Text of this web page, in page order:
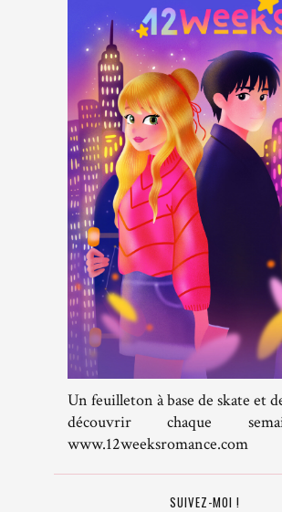
Un feuilleton à base de skate et
découvrir chaque
www.12weeksromance.com
SUIVEZ-MOI !